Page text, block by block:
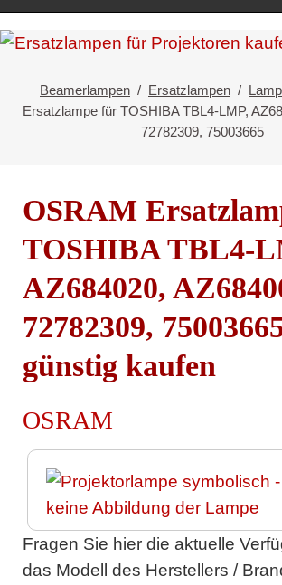
Beamerlampen Ersatzlampen
Ersatzlampe für TOSHIBA TBL4-LMP,
72782309, 75003665
OSRAM
TOSHIBA TBL4-
AZ684020,
72782309,
günstig kaufen
OSRAM
Fragen Sie hier die aktuelle
das Modell des Herstellers /